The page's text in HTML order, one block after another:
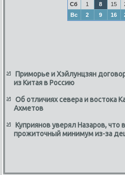
Сб
1 8 15
Вс
2 9 16
Приморье и Хэйлунцзян
из Китая в Россию
Об отличиях севера и востока
Ахметов
Куприянов уверял Назаров, что
прожиточный минимум из-за